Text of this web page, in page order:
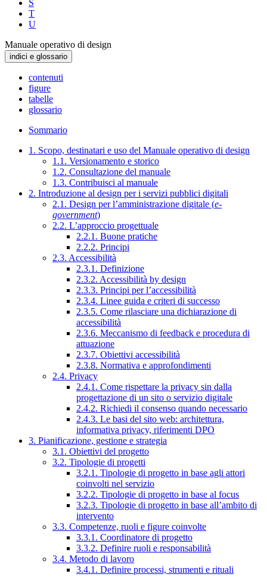
S
T
U
Manuale operativo di design
indici e glossario
contenuti
figure
tabelle
glossario
Sommario
1. Scopo, destinatari e uso del Manuale operativo di design
1.1. Versionamento e storico
1.2. Consultazione del manuale
1.3. Contribuisci al manuale
2. Introduzione al design per i servizi pubblici digitali
2.1. Design per l’amministrazione digitale (e-
government)
2.2. L’approccio progettuale
2.2.1. Buone pratiche
2.2.2. Principi
2.3. Accessibilità
2.3.1. Definizione
2.3.2. Accessibilità by design
2.3.3. Principi per l’accessibilità
2.3.4. Linee guida e criteri di successo
2.3.5. Come rilasciare una dichiarazione di
accessibilità
2.3.6. Meccanismo di feedback e procedura di
attuazione
2.3.7. Obiettivi accessibilità
2.3.8. Normativa e approfondimenti
2.4. Privacy
2.4.1. Come rispettare la privacy sin dalla
progettazione di un sito o servizio digitale
2.4.2. Richiedi il consenso quando necessario
2.4.3. Le basi del sito web: architettura,
informativa privacy, riferimenti DPO
3. Pianificazione, gestione e strategia
3.1. Obiettivi del progetto
3.2. Tipologie di progetti
3.2.1. Tipologie di progetto in base agli attori
coinvolti nel servizio
3.2.2. Tipologie di progetto in base al focus
3.2.3. Tipologie di progetto in base all’ambito di
intervento
3.3. Competenze, ruoli e figure coinvolte
3.3.1. Coordinatore di progetto
3.3.2. Definire ruoli e responsabilità
3.4. Metodo di lavoro
3.4.1. Definire processi, strumenti e rituali